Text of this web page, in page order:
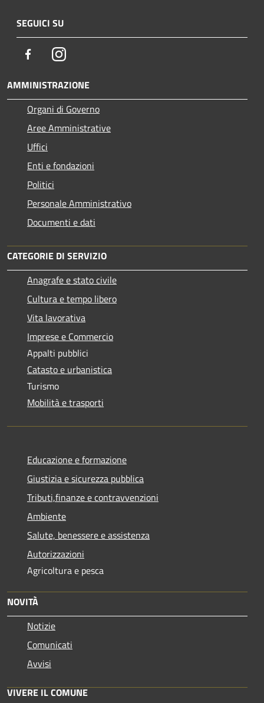
SEGUICI SU
FacebookInstagram
AMMINISTRAZIONE
Organi di Governo
Aree Amministrative
Uffici
Enti e fondazioni
Politici
Personale Amministrativo
Documenti e dati
CATEGORIE DI SERVIZIO
Anagrafe e stato civile
Cultura e tempo libero
Vita lavorativa
Imprese e Commercio
Appalti pubblici
Catasto e urbanistica
Turismo
Mobilità e trasporti
Educazione e formazione
Giustizia e sicurezza pubblica
Tributi,finanze e contravvenzioni
Ambiente
Salute, benessere e assistenza
Autorizzazioni
Agricoltura e pesca
NOVITÀ
Notizie
Comunicati
Avvisi
VIVERE IL COMUNE